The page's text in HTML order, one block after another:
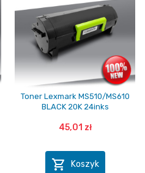
Toner Lexmark MS510/MS610
BLACK 20K 24inks
45,01 zł
 Koszyk